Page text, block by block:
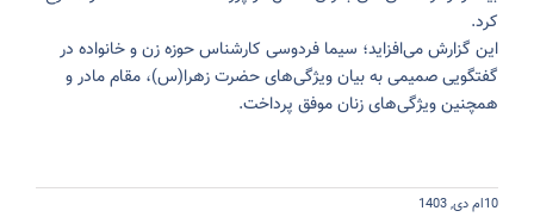
کرد.
این گزارش می‌افزاید؛ سیما فردوسی کارشناس حوزه زن و خانواده در
گفتگویی صمیمی به بیان ویژگی‌های حضرت زهرا(س)، مقام مادر و
همچنین ویژگی‌های زنان موفق پرداخت.
10ام دی, 1403